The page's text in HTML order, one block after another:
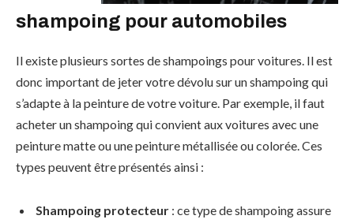
shampoing pour automobiles
Il existe plusieurs sortes de shampoings pour voitures. Il est
donc important de jeter votre dévolu sur un shampoing qui
s’adapte à la peinture de votre voiture. Par exemple, il faut
acheter un shampoing qui convient aux voitures avec une
peinture matte ou une peinture métallisée ou colorée. Ces
types peuvent être présentés ainsi :
Shampoing protecteur : ce type de shampoing assure